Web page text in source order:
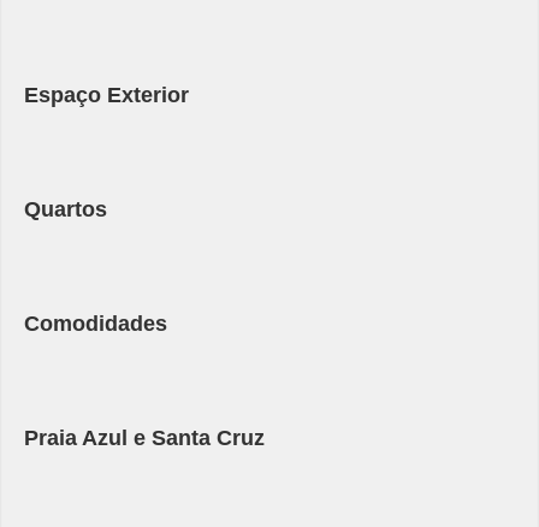
Espaço Exterior
Quartos
Comodidades
Praia Azul e Santa Cruz